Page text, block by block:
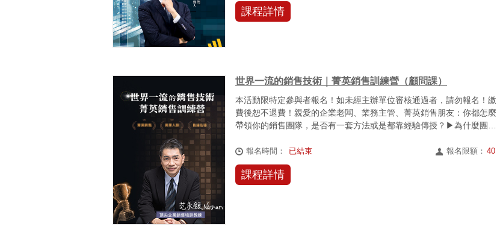
課程詳情
世界一流的銷售技術｜菁英銷售訓練營（顧問課）
本活動限特定參與者報名！如未經主辦單位審核通過者，請勿報名！繳
費後恕不退費！親愛的企業老闆、業務主管、菁英銷售朋友：你都怎麼
帶領你的銷售團隊，是否有一套方法或是都靠經驗傳授？▶︎為什麼團隊
報名時間： 已結束 報名限額： 40
課程詳情